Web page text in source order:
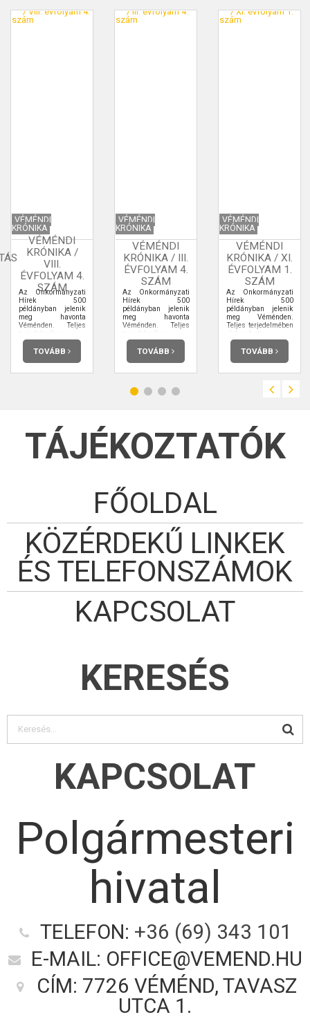
VÉMÉNDI
KRÓNIKA
VÉMÉNDI
KRÓNIKA /
VIII.
ÉVFOLYAM 4.
SZÁM
Az Önkormányzati
Hírek 500
példányban jelenik
meg havonta
Véménden. Teljes
terjedelmében
elolvashatja.
TOVÁBB
VÉMÉNDI
KRÓNIKA
VÉMÉNDI
KRÓNIKA / III.
ÉVFOLYAM 4.
SZÁM
Az Önkormányzati
Hírek 500
példányban jelenik
meg havonta
Véménden. Teljes
terjedelmében
elolvashatja.
TOVÁBB
VÉMÉNDI
KRÓNIKA
VÉMÉNDI
KRÓNIKA / XI.
ÉVFOLYAM 1.
SZÁM
Az Önkormányzati
Hírek 500
példányban jelenik
meg Véménden.
Teljes terjedelmében
elolvashatja.
TOVÁBB
TÁJÉKOZTATÓK
FŐOLDAL
KÖZÉRDEKŰ LINKEK
ÉS TELEFONSZÁMOK
KAPCSOLAT
KERESÉS
KAPCSOLAT
Polgármesteri
hivatal
TELEFON: +36 (69) 343 101
E-MAIL: OFFICE@VEMEND.HU
CÍM: 7726 VÉMÉND, TAVASZ
UTCA 1.